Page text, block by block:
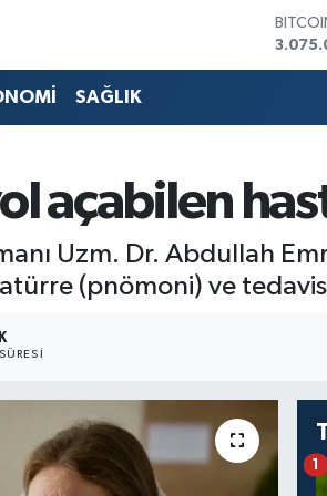
EURO
13.768
SAĞLIK
açabilen
Uzm. Dr. Abdullah
(pnömoni) ve
1